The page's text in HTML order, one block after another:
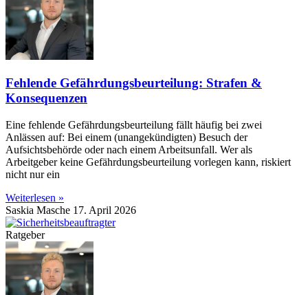
Fehlende Gefährdungsbeurteilung: Strafen &
Konsequenzen
Eine fehlende Gefährdungsbeurteilung fällt häufig bei zwei
Anlässen auf: Bei einem (unangekündigten) Besuch der
Aufsichtsbehörde oder nach einem Arbeitsunfall. Wer als
Arbeitgeber keine Gefährdungsbeurteilung vorlegen kann, riskiert
nicht nur ein
Weiterlesen »
Saskia Masche 17. April 2026
Ratgeber